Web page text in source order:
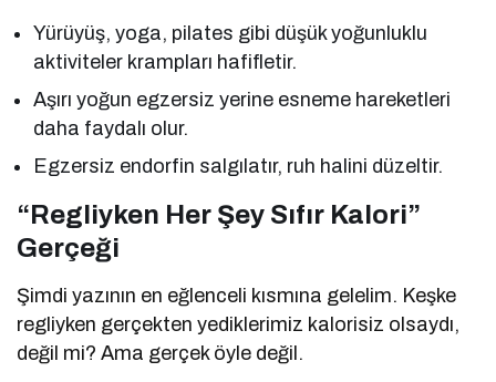
Yürüyüş, yoga, pilates gibi düşük yoğunluklu
aktiviteler krampları hafifletir.
Aşırı yoğun egzersiz yerine esneme hareketleri
daha faydalı olur.
Egzersiz endorfin salgılatır, ruh halini düzeltir.
“Regliyken Her Şey Sıfır Kalori”
Gerçeği
Şimdi yazının en eğlenceli kısmına gelelim. Keşke
regliyken gerçekten yediklerimiz kalorisiz olsaydı,
değil mi? Ama gerçek öyle değil.